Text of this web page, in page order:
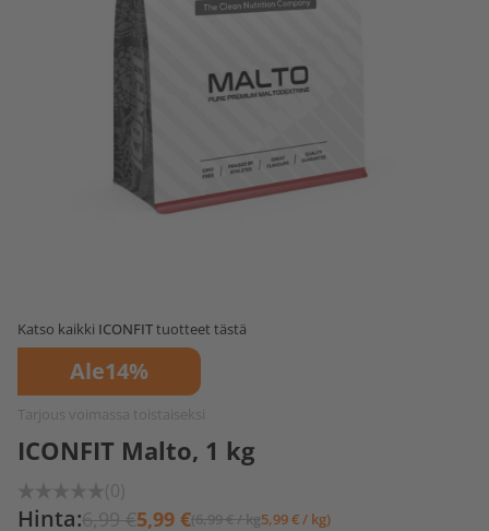
Katso kaikki ICONFITtuotteet tästä
Ale14%
Tarjous voimassa toistaiseksi
ICONFIT Malto, 1 kg
(0)
Hinta:6,99 €5,99 €(6,99 € / kg5,99 € / kg)